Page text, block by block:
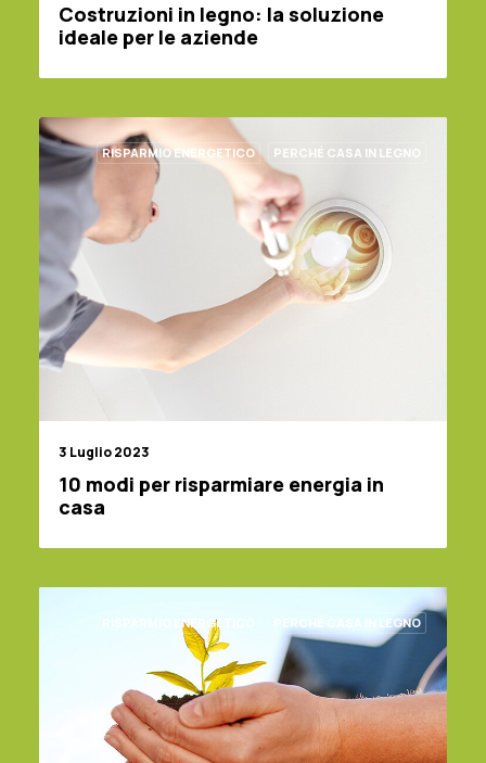
Costruzioni in legno: la soluzione
ideale per le aziende
RISPARMIO ENERGETICO PERCHÉ CASA IN LEGNO
3 Luglio 2023
10 modi per risparmiare energia in
casa
RISPARMIO ENERGETICO PERCHÉ CASA IN LEGNO